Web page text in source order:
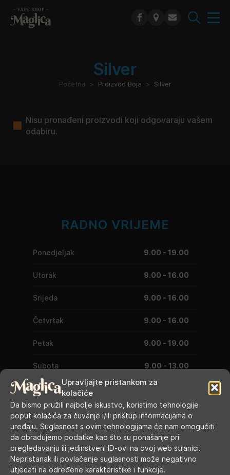
Upravljajte pristankom za
kolačiće
Da bismo pružili najbolje iskustvo, koristimo tehnologije
poput kolačića za čuvanje i/ili pristup informacijama o
uređaju. Suglasnost s ovim tehnologijama će nam omogućiti
da obrađujemo podatke kao što su ponašanje pri
pregledavanju ili jedinstveni ID-ovi na ovoj web stranici.
Nepristanak ili povlačenje suglasnosti može negativno
utjecati na određene karakteristike i funkcije.
Silver
Početna Proizvod Boja Silver
Nisu pronađeni proizvodi koji odgovaraju vašem
odabiru.
RADNO VRIJEME
Ponedjeljak 9.00 - 19.00
Utorak 9.00 - 16.00
Srijeda 9.00 - 16.00
Četvrtak 9.00 - 16.00
Petak 9.00 - 19.00
Subota 9.00 - 13.00
Nedjelja, blagdani, praznici
GDJE SMO